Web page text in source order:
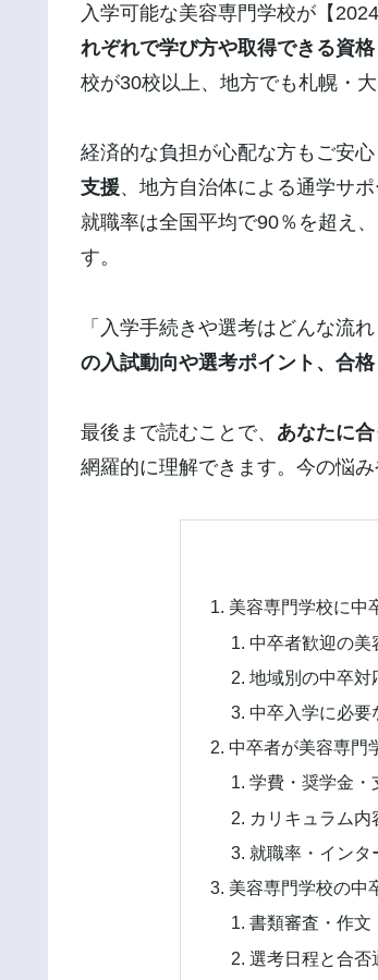
入学可能な美容専門学校が【
れぞれで学び方や取得できる資
校が30校以上、地方でも札幌・
経済的な負担が心配な方もご安心
支援、地方自治体による通学サ
就職率は全国平均で90％を超え
す。
「入学手続きや選考はどんな流
の入試動向や選考ポイント、合
最後まで読むことで、 あなたに
網羅的に理解できます。今の悩
美容専門学校に中
中卒者歓迎の美
地域別の中卒対
中卒入学に必要
中卒者が美容専門
学費・奨学金・
カリキュラム
就職率・インタ
美容専門学校の中
書類審査・作文
選考日程と合否